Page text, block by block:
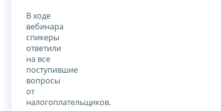
В ходе
вебинара
спикеры
ответили
на все
поступившие
вопросы
от
налогоплательщиков.